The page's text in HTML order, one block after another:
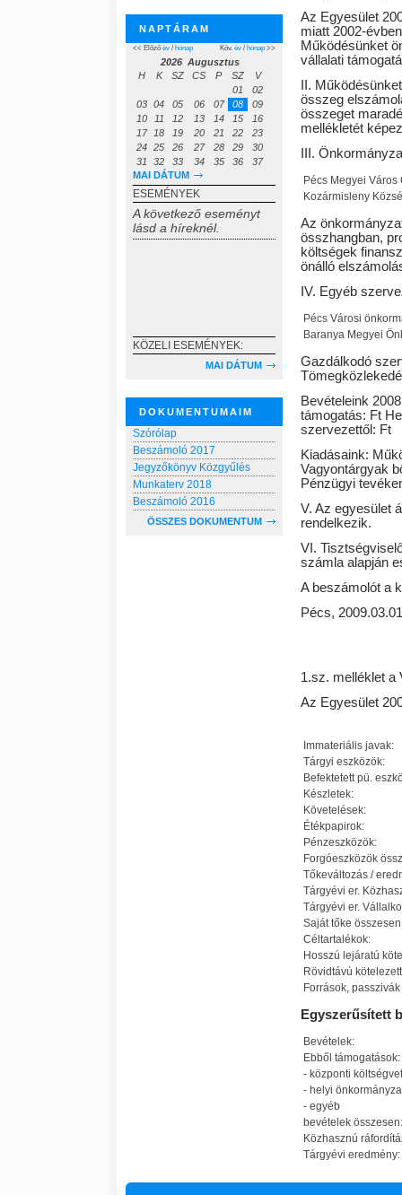
NAPTÁRAM
<< Előző év / hónap Köv. év / hónap >>
2026 Augusztus
H
K SZ CS P SZ
V
01
02
03 04 05 06 07 08
09
10
11 12 13 14 15
16
17
18 19 20 21 22
23
24 25 26 27 28 29
30
31
32 33 34 35 36
37
MAI DÁTUM
ESEMÉNYEK
A következő eseményt
lásd a híreknél.
KÖZELI ESEMÉNYEK:
MAI DÁTUM
DOKUMENTUMAIM
Szórólap
Beszámoló 2017
Jegyzőkönyv Közgyűlés
Munkaterv 2018
Beszámoló 2016
ÖSSZES DOKUMENTUM
Az Egyesület
miatt 2002-
Működésünket
vállalati
II.
összeg
összeget
mellékletét
III.
Pécs Megyei Város
Kozármisleny
Az
összhangban,
költségek
önálló
IV. Egyéb
Pécs Városi
Baranya Megyei
Gazdálkodó
Bevételeink
támogatás: Ft
szervezettől: Ft
Kiadásaink:
Vagyontárgyak
Pénzügyi
V. Az egyesület
rendelkezik.
VI.
számla alapján
A beszámolót a
Pécs, 2009.03.01
1.sz. melléklet a
Az Egyesület
Immateriális javak:
Tárgyi eszközök:
Befektetett pü.
Készletek:
Követelések:
Étékpapirok:
Pénzeszközök:
Forgóeszközök
Tőkeváltozás /
Tárgyévi er.
Tárgyévi er.
Saját tőke
Céltartalékok:
Hosszú lejáratú
Rövidtávú
Források,
Egyszerűsített
Bevételek:
Ebből támogatások:
- központi
- helyi
- egyéb
bevételek összesen:
Közhasznú
Tárgyévi eredmény: